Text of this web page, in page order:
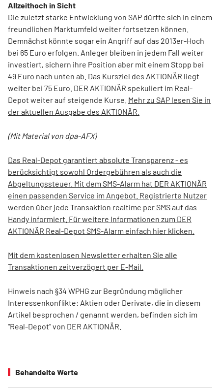
Allzeithoch in Sicht
Die zuletzt starke Entwicklung von SAP dürfte sich in einem
freundlichen Marktumfeld weiter fortsetzen können.
Demnächst könnte sogar ein Angriff auf das 2013er-Hoch
bei 65 Euro erfolgen. Anleger bleiben in jedem Fall weiter
investiert, sichern ihre Position aber mit einem Stopp bei
49 Euro nach unten ab. Das Kursziel des AKTIONÄR liegt
weiter bei 75 Euro. DER AKTIONÄR spekuliert im Real-
Depot weiter auf steigende Kurse. Mehr zu SAP lesen Sie in
der aktuellen Ausgabe des AKTIONÄR.
(Mit Material von dpa-AFX)
Das Real-Depot garantiert absolute Transparenz - es
berücksichtigt sowohl Ordergebühren als auch die
Abgeltungssteuer. Mit dem SMS-Alarm hat DER AKTIONÄR
einen passenden Service im Angebot. Registrierte Nutzer
werden über jede Transaktion realtime per SMS auf das
Handy informiert. Für weitere Informationen zum DER
AKTIONÄR Real-Depot SMS-Alarm einfach hier klicken.
Mit dem kostenlosen Newsletter erhalten Sie alle
Transaktionen zeitverzögert per E-Mail.
Hinweis nach §34 WPHG zur Begründung möglicher
Interessenkonflikte: Aktien oder Derivate, die in diesem
Artikel besprochen / genannt werden, befinden sich im
"Real-Depot" von DER AKTIONÄR.
Behandelte Werte